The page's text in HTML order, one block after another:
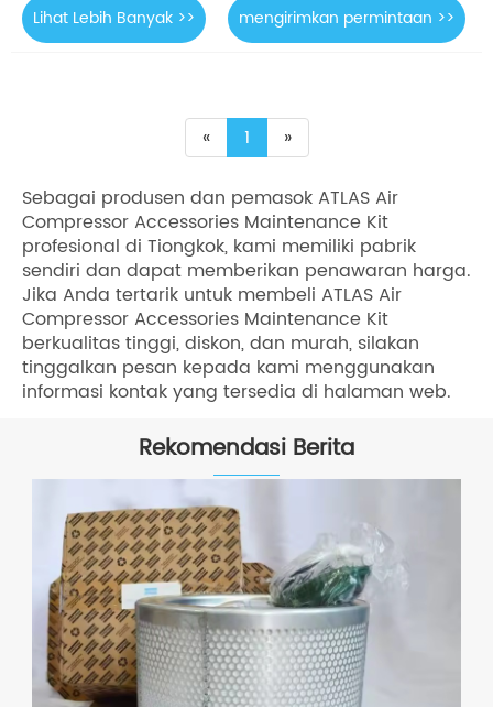
Lihat Lebih Banyak >> mengirimkan permintaan >>
« 1 »
Sebagai produsen dan pemasok ATLAS Air
Compressor Accessories Maintenance Kit
profesional di Tiongkok, kami memiliki pabrik
sendiri dan dapat memberikan penawaran harga.
Jika Anda tertarik untuk membeli ATLAS Air
Compressor Accessories Maintenance Kit
berkualitas tinggi, diskon, dan murah, silakan
tinggalkan pesan kepada kami menggunakan
informasi kontak yang tersedia di halaman web.
Rekomendasi Berita
Kompresor piston hidrolik Seri Atlas Copco G
Lihat Lebih Banyak >>